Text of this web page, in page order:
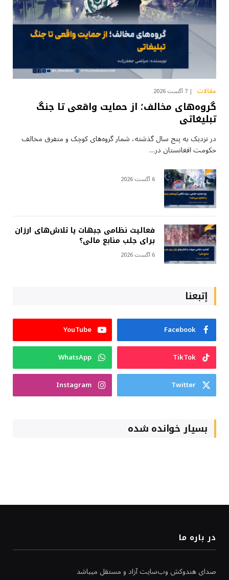
مقالات 7 آگست 2026
گروه‌های مخالف؛ از حمایت واقعی تا جنگ
تبلیغاتی
در نزدیک به پنج سال گذشته، شمار گروه‌های کوچک و متفرق مخالف
حکومت افغانستان در…
6 آگست 2026
فعالیت نظامی جبهات یا تلاش‌های ارزان
برای جلب منابع مالی؟
6 آگست 2026
إتبعنا
Facebook
YouTube
TikTok
WhatsApp
Twitter
Instagram
بسیار خوانده شده
در باره ما
صدای هندوکش وب‌سایت آزاد و مستقل میباشد